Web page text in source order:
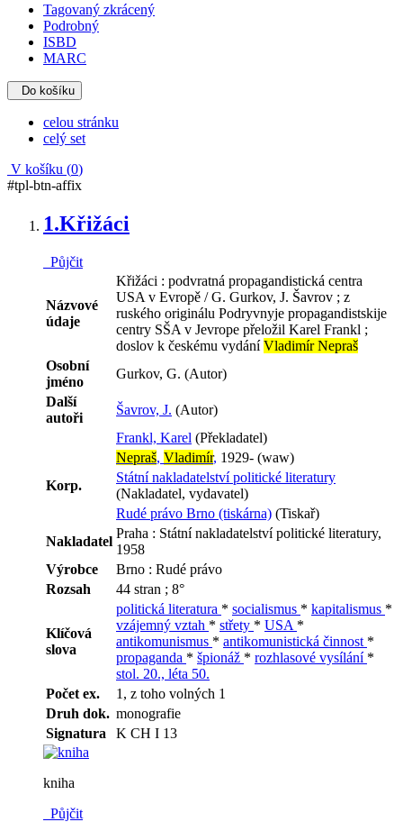
Tagovaný zkrácený
Podrobný
ISBD
MARC
Do košíku
celou stránku
celý set
V košíku (0)
#tpl-btn-affix
1.Křižáci
Půjčit
Názvové
údaje
Křižáci : podvratná propagandistická centra
USA v Evropě / G. Gurkov, J. Šavrov ; z
ruského originálu Podryvnyje propagandistskije
centry SŠA v Jevrope přeložil Karel Frankl ;
doslov k českému vydáníVladimír Nepraš
Osobní
jméno
Gurkov, G. (Autor)
Další
autoři
Šavrov, J. (Autor)
Frankl, Karel (Překladatel)
Nepraš, Vladimír, 1929- (waw)
Korp.
Státní nakladatelství politické literatury
(Nakladatel, vydavatel)
Rudé právo Brno (tiskárna) (Tiskař)
Nakladatel
Praha : Státní nakladatelství politické literatury,
1958
Výrobce
Brno : Rudé právo
Rozsah
44 stran ; 8°
Klíčová
slova
politická literatura * socialismus * kapitalismus *
vzájemný vztah * střety * USA *
antikomunismus * antikomunistická činnost *
propaganda * špionáž * rozhlasové vysílání *
stol. 20., léta 50.
Počet ex.
1, z toho volných 1
Druh dok. monografie
Signatura
K CH I 13
kniha
Půjčit